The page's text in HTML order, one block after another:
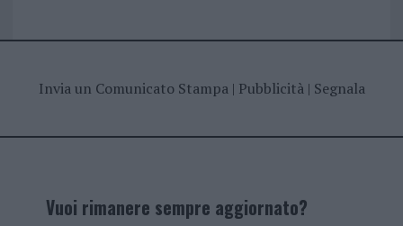
Invia un Comunicato Stampa| Pubblicità| Segnala
Vuoi rimanere sempre aggiornato?